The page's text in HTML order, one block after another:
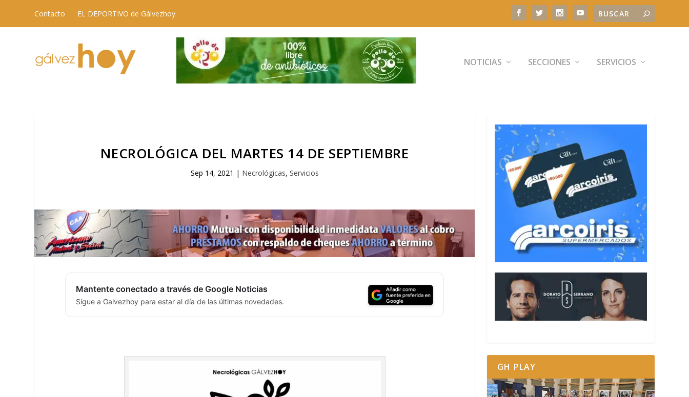
Contacto EL DEPORTIVO de Gálvezhoy
NOTICIAS SECCIONES SERVICIOS
NECROLÓGICA DEL MARTES 14 DE SEPTIEMBRE
Sep 14, 2021 | Necrológicas, Servicios
Mantente conectado a través de Google Noticias
Sígue a Galvezhoy para estar al día de las últimas novedades.
GH PLAY